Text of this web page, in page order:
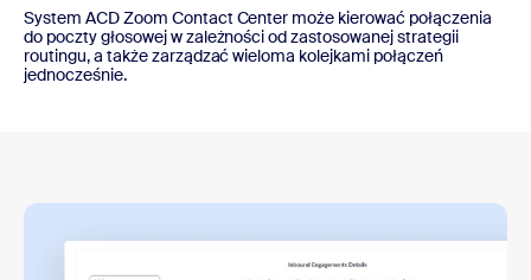
System ACD Zoom Contact Center może kierować połączenia
do poczty głosowej w zależności od zastosowanej strategii
routingu, a także zarządzać wieloma kolejkami połączeń
jednocześnie.